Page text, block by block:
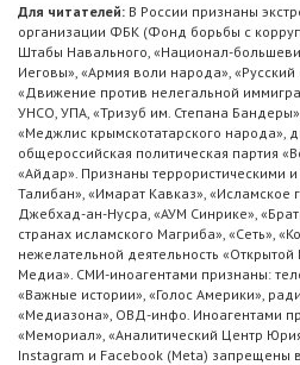
Для читателей: В России признаны
организации ФБК (Фонд борьбы с
Штабы Навального, «Национал-
Иеговы», «Армия воли народа»,
«Движение против нелегальной
УНСО, УПА, «Тризуб им. Степана
«Меджлис крымскотатарского народа»,
общероссийская политическая партия
«Айдар». Признаны террористическими
Талибан», «Имарат Кавказ», «Исламское
Джебхад-ан-Нусра, «АУМ Синрике»,
странах исламского Магриба», «Сеть»,
нежелательной деятельность
Медиа». СМИ-иноагентами признаны:
«Важные истории», «Голос Америки»,
«Медиазона», ОВД-инфо. Иноагентами
«Мемориал», «Аналитический Центр
Instagram и Facebook (Metа) запрещены